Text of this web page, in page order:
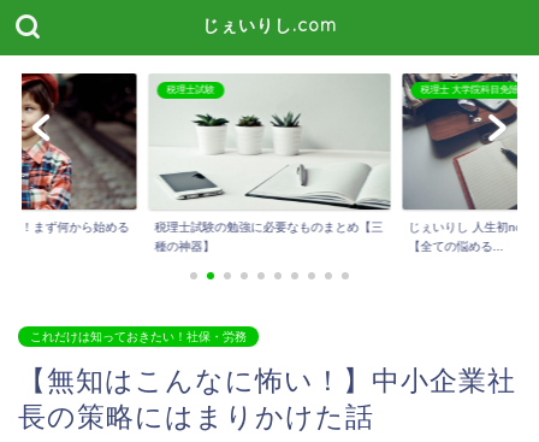
じぇいりし.com
必要なものまとめ【三
税理士 大学院科目免除
じぇいりし 人生初noteを公開しました！
【全ての悩める...
税理士試験
今話題のスタディング
メリット・デメリッ...
これだけは知っておきたい！社保・労務
【無知はこんなに怖い！】中小企業社
長の策略にはまりかけた話